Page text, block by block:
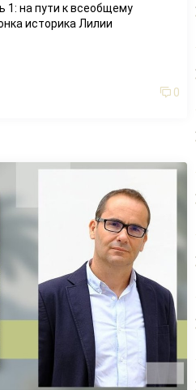
1: на пути к всеобщему
историка Лилии
0